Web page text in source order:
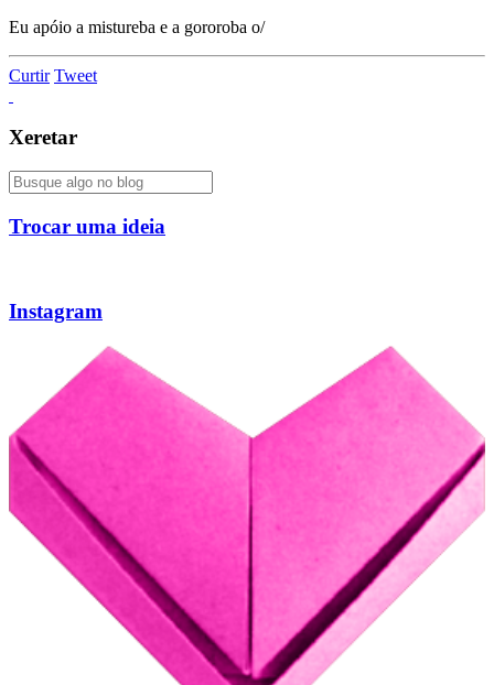
Eu apóio a mistureba e a gororoba o/
Curtir Tweet
Xeretar
Trocar uma ideia
Instagram